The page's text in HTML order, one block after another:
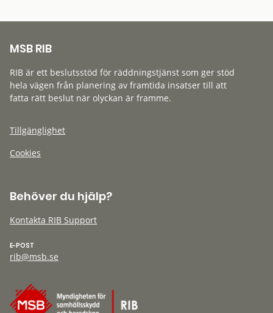
MSB RIB
RIB är ett beslutsstöd för räddningstjänst som ger stöd
hela vägen från planering av framtida insatser till att
fatta rätt beslut när olyckan är framme.
Tillgänglighet
Cookies
Behöver du hjälp?
Kontakta RIB Support
E-POST
rib@msb.se